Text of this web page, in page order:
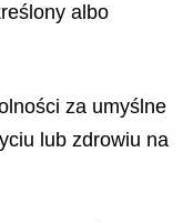
albo
za umyślne
lub zdrowiu na